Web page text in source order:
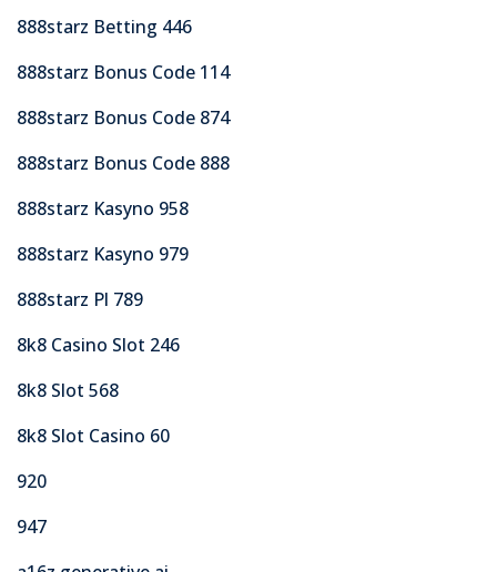
888starz Betting 446
888starz Bonus Code 114
888starz Bonus Code 874
888starz Bonus Code 888
888starz Kasyno 958
888starz Kasyno 979
888starz Pl 789
8k8 Casino Slot 246
8k8 Slot 568
8k8 Slot Casino 60
920
947